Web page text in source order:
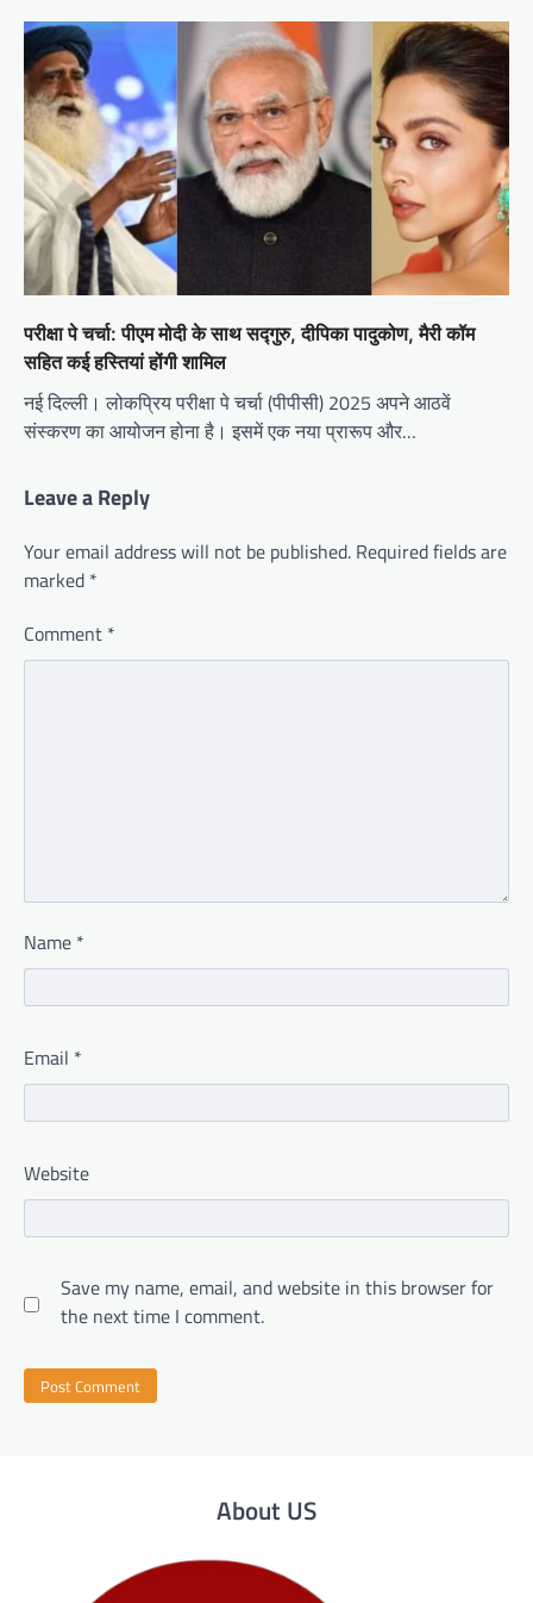
परीक्षा पे चर्चा: पीएम मोदी के साथ सद्गुरु, दीपिका पादुकोण, मैरी कॉम
सहित कई हस्तियां होंगी शामिल
नई दिल्ली। लोकप्रिय परीक्षा पे चर्चा (पीपीसी) 2025 अपने आठवें
संस्करण का आयोजन होना है। इसमें एक नया प्रारूप और…
Leave a Reply
Your email address will not be published. Required fields are
marked *
Comment *
Name *
Email *
Website
Save my name, email, and website in this browser for
the next time I comment.
About US